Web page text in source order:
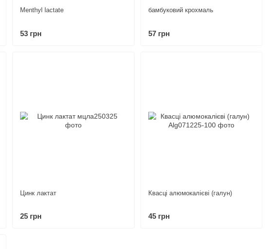
Menthyl lactate
53 грн
бамбуковий крохмаль
57 грн
Цинк лактат
25 грн
Квасці алюмокалієві (галун)
45 грн